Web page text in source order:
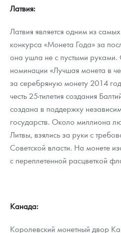
Латвия:
Латвия является одним из
конкурса «Монета Года» за
она ушла не с пустыми
номинации «Лучшая монета в
за серебряную монету 2014
честь 25-тилетия создания
создана в поддержку
государств. Около миллиона
Литвы, взялись за руки с
Советской власти. На монете
с переплетенной расцветкой
Канада:
Королевский монетный двор